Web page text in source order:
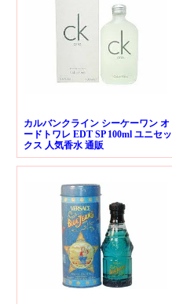
カルバンクライン シーケーワン オ
ードトワレ EDT SP 100ml ユニセッ
クス 人気香水 通販